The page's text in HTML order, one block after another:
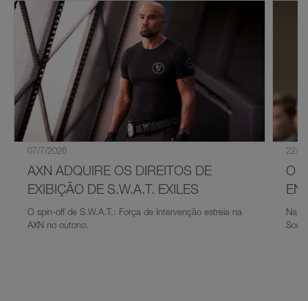
07/7/2026
AXN ADQUIRE OS DIREITOS DE
EXIBIÇÃO DE S.W.A.T. EXILES
O spin-off de S.W.A.T.: Força de Intervenção estreia na
AXN no outono.
22/6/
O
Na